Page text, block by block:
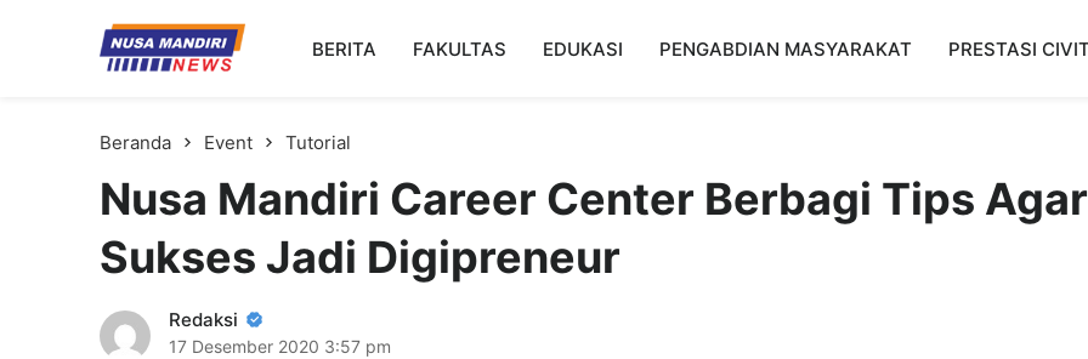
Kampus Digital Bisnis
Universitas Nusa Mandiri
BERITA FAKULTAS EDUKASI PENGABDIAN MASYARAKAT PRESTASI
Beranda Event Tutorial
Nusa Mandiri Career Center Berbagi Tips Agar
Sukses Jadi Digipreneur
Redaksi
17 Desember 2020 3:57 pm